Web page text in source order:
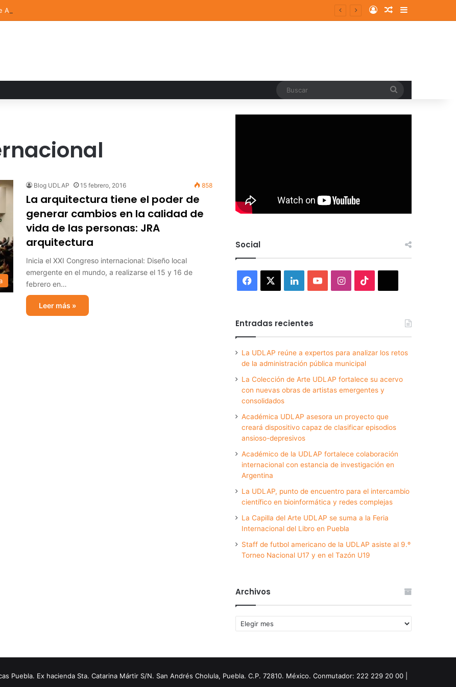
Arte UDLAP fortalece su acervo con nuevas obras de artistas emergentes y consolidados Log InRandom Article
Sidebar
Blog UDLAP 15 febrero, 2016 858
La arquitectura tiene el poder de
generar cambios en la calidad de
vida de las personas: JRA
arquitectura
Inicia el XXI Congreso internacional: Diseño local
emergente en el mundo, a realizarse el 15 y 16 de
febrero en…
Leer más »
Social
Facebook LinkedInYouTubeInstagram
Entradas recientes
La UDLAP reúne a expertos para analizar los retos
de la administración pública municipal
La Colección de Arte UDLAP fortalece su acervo
con nuevas obras de artistas emergentes y
consolidados
Académica UDLAP asesora un proyecto que
creará dispositivo capaz de clasificar episodios
ansioso-depresivos
Académico de la UDLAP fortalece colaboración
internacional con estancia de investigación en
Argentina
La UDLAP, punto de encuentro para el intercambio
científico en bioinformática y redes complejas
La Capilla del Arte UDLAP se suma a la Feria
Internacional del Libro en Puebla
Staff de futbol americano de la UDLAP asiste al 9.º
Torneo Nacional U17 y en el Tazón U19
Archivos
Archivos
Puebla. Ex hacienda Sta. Catarina Mártir S/N. San Andrés Cholula, Puebla. C.P. 72810. México. Conmutador: 222 229 20 00 |